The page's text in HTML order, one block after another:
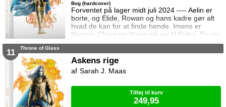
Forventet på lager midt juli 2024 ---- Aelin er
borte, og Elide, Rowan og hans kadre gør alt
hvad de kan for at finde hende. Imens er
Nesryn, Chaol og Yrene på vej til Erilea. En vej
der fører dem forbi Chaols barndomshjem
kæmper Aedion mod Erawans fremrykkende
styrker og sin vrede over den aftale Aelin og
Lysandra har indgået. Og Dorian og Manon
Bog (hardcover)
11 Throne of Glass
Askens rige
Sarah J. Maas
Tilføj til kurv
249,95